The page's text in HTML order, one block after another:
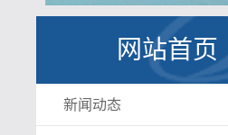
网站首页
新闻动态